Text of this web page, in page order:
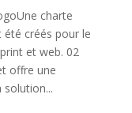
charte
été créés pour le
et web. 02
offre une
solution...